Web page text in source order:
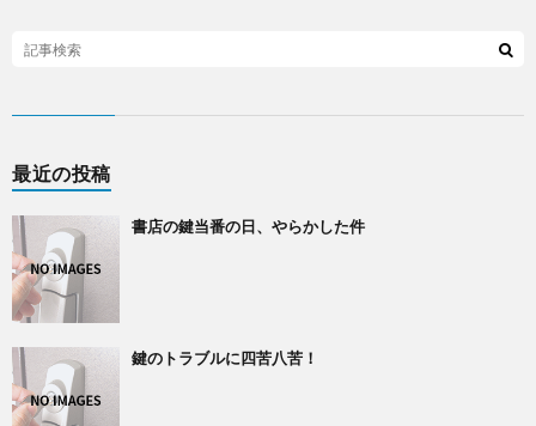
最近の投稿
書店の鍵当番の日、やらかした件
鍵のトラブルに四苦八苦！